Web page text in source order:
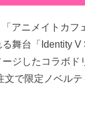
アニメイトカフ
舞台「Identity V
ジしたコラボド
文で限定ノベル